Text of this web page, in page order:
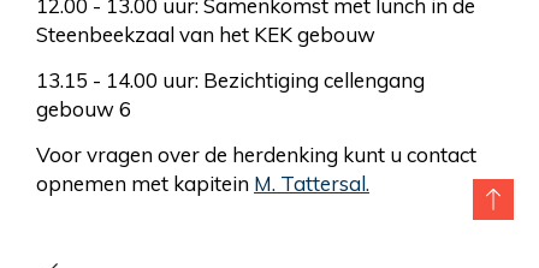
Steenbeekzaal van het KEK gebouw
13.15 - 14.00 uur: Bezichtiging cellengang
gebouw 6
Voor vragen over de herdenking kunt u contact
opnemen met kapitein M. Tattersal.